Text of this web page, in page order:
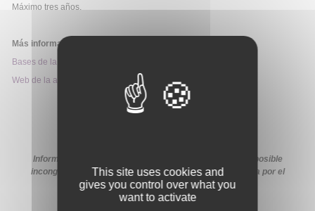
Máximo tres años.
Más información:
Bases de la convocatoria
Web de la ayuda
Información extraída de la web de la ayuda. En caso de posible
incongruencia, prevalecerá la información proporcionada por el
organismo financiador en sus medios oficiales.
This site uses cookies and
gives you control over what you
want to activate